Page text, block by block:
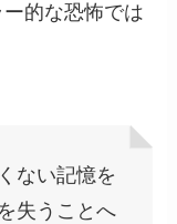
的な恐怖では
ない記憶を
失うことへ